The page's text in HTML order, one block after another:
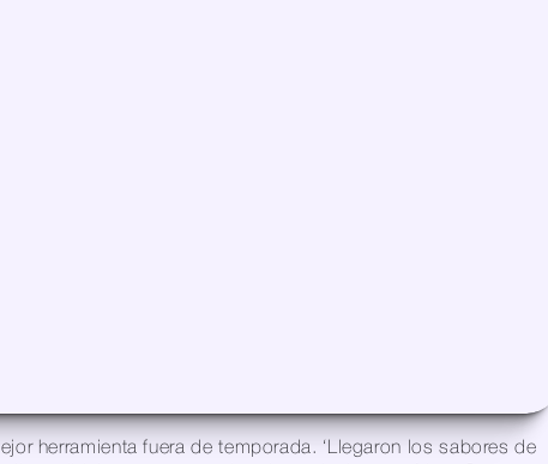
herramienta fuera de temporada. ‘Llegaron los sabores de